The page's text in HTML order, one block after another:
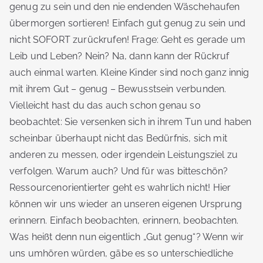
genug zu sein und den nie endenden Wäschehaufen
übermorgen sortieren! Einfach gut genug zu sein und
nicht SOFORT zurückrufen! Frage: Geht es gerade um
Leib und Leben? Nein? Na, dann kann der Rückruf
auch einmal warten. Kleine Kinder sind noch ganz innig
mit ihrem Gut – genug – Bewusstsein verbunden.
Vielleicht hast du das auch schon genau so
beobachtet: Sie versenken sich in ihrem Tun und haben
scheinbar überhaupt nicht das Bedürfnis, sich mit
anderen zu messen, oder irgendein Leistungsziel zu
verfolgen. Warum auch? Und für was bitteschön?
Ressourcenorientierter geht es wahrlich nicht! Hier
können wir uns wieder an unseren eigenen Ursprung
erinnern. Einfach beobachten, erinnern, beobachten.
Was heißt denn nun eigentlich „Gut genug“? Wenn wir
uns umhören würden, gäbe es so unterschiedliche